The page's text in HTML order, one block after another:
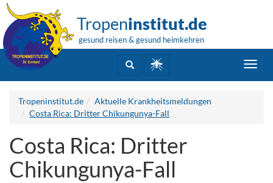
Tropeninstitut.de
gesund reisen & gesund heimkehren
Tropeninstitut.de
Aktuelle Krankheitsmeldungen
Costa Rica: Dritter Chikungunya-Fall
Costa Rica: Dritter
Chikungunya-Fall